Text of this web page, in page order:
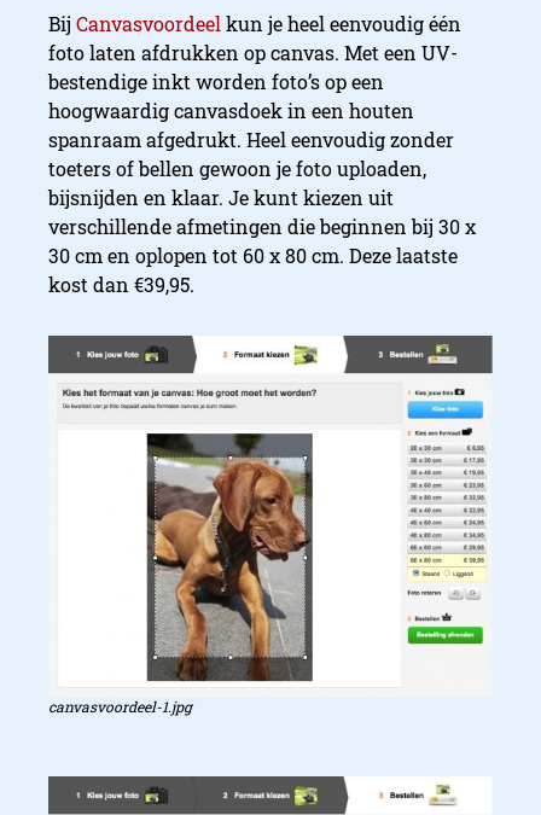
Bij Canvasvoordeel kun je heel eenvoudig één
foto laten afdrukken op canvas. Met een UV-
bestendige inkt worden foto’s op een
hoogwaardig canvasdoek in een houten
spanraam afgedrukt. Heel eenvoudig zonder
toeters of bellen gewoon je foto uploaden,
bijsnijden en klaar. Je kunt kiezen uit
verschillende afmetingen die beginnen bij 30 x
30 cm en oplopen tot 60 x 80 cm. Deze laatste
kost dan €39,95.
canvasvoordeel-1.jpg